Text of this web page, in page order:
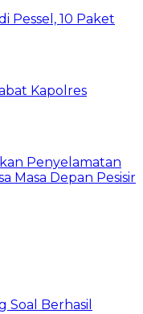
Pessel, 10 Paket
Kapolres
Penyelamatan
Masa Depan Pesisir
Soal Berhasil